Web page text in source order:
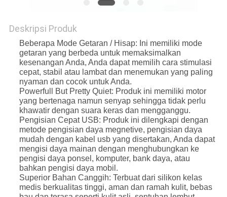
Deskripsi Produk
Beberapa Mode Getaran / Hisap: Ini memiliki mode
getaran yang berbeda untuk memaksimalkan
kesenangan Anda, Anda dapat memilih cara stimulasi
cepat, stabil atau lambat dan menemukan yang paling
nyaman dan cocok untuk Anda.
Powerfull But Pretty Quiet: Produk ini memiliki motor
yang bertenaga namun senyap sehingga tidak perlu
khawatir dengan suara keras dan mengganggu.
Pengisian Cepat USB: Produk ini dilengkapi dengan
metode pengisian daya megnetive, pengisian daya
mudah dengan kabel usb yang disertakan, Anda dapat
mengisi daya mainan dengan menghubungkan ke
pengisi daya ponsel, komputer, bank daya, atau
bahkan pengisi daya mobil.
Superior Bahan Canggih: Terbuat dari silikon kelas
medis berkualitas tinggi, aman dan ramah kulit, bebas